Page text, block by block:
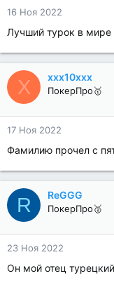
16 Ноя 2022
Лучший турок в мире
X xxx10xxx
ПокерПро🥇
17 Ноя 2022
Фамилию прочел с
R ReGGG
ПокерПро🥈
23 Ноя 2022
Он мой отец